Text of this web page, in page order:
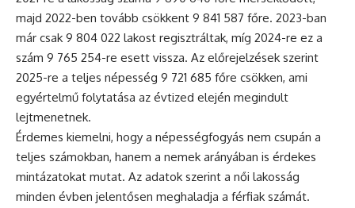
majd 2022-ben tovább csökkent 9 841 587 főre. 2023-ban
már csak 9 804 022 lakost regisztráltak, míg 2024-re ez a
szám 9 765 254-re esett vissza. Az előrejelzések szerint
2025-re a teljes népesség 9 721 685 főre csökken, ami
egyértelmű folytatása az évtized elején megindult
lejtmenetnek.
Érdemes kiemelni, hogy a népességfogyás nem csupán a
teljes számokban, hanem a nemek arányában is érdekes
mintázatokat mutat. Az adatok szerint a női lakosság
minden évben jelentősen meghaladja a férfiak számát.